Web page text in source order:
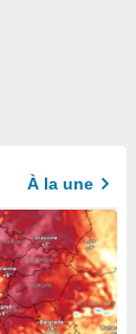
À la une